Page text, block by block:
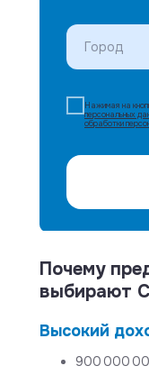
Нажимая на
персональных
обработки
Высокий
Почему
выбирают
900 000